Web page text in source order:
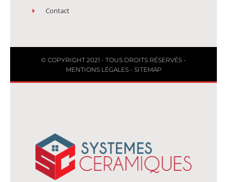
Contact
© COPYRIGHT 2021 - TOUS DROITS RÉSERVÉS -
MENTIONS LÉGALES- SITEMAP